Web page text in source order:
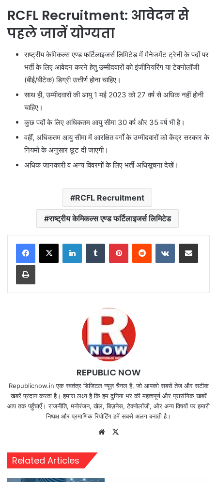
RCFL Recruitment: आवेदन से
पहले जानें योग्यता
राष्ट्रीय केमिकल्स एण्ड फर्टिलाइजर्स लिमिटेड में मैनेजमेंट ट्रेनी के पदों पर
भर्ती के लिए आवेदन करने हेतु उम्मीदवारों को इंजीनियरिंग या टेक्नोलॉजी
(बीई/बीटेक) डिग्री उत्तीर्ण होना चाहिए।
साथ ही, उम्मीदवारों की आयु 1 मई 2023 को 27 वर्ष से अधिक नहीं होनी
चाहिए।
कुछ पदों के लिए अधिकतम आयु सीमा 30 वर्ष और 35 वर्ष भी है।
वहीं, अधिकतम आयु सीमा में आरक्षित वर्गों के उम्मीदवारों को केंद्र सरकार के
नियमों के अनुसार छूट दी जाएगी।
अधिक जानकारी व अन्य विवरणों के लिए भर्ती अधिसूचना देखें।
RCFL Recruitment
राष्ट्रीय केमिकल्स एण्ड फर्टिलाइजर्स लिमिटेड
LinkedInTumblr PinterestReddit VKontakteShare via Email
Print
REPUBLIC NOW
Republicnow.in एक स्वतंत्र डिजिटल न्यूज़ चैनल है, जो आपको सबसे तेज और सटीक
खबरें प्रदान करता है। हमारा लक्ष्य है कि हम दुनिया भर की महत्वपूर्ण और प्रासंगिक खबरें
आप तक पहुँचाएँ। राजनीति, मनोरंजन, खेल, बिज़नेस, टेक्नोलॉजी, और अन्य विषयों पर हमारी
निष्पक्ष और प्रमाणिक रिपोर्टिंग हमें सबसे अलग बनाती है।
Website
Related Articles